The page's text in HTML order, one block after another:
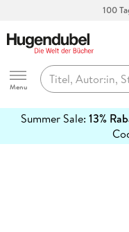
100
Hugendubel
Menu
Summer Sale: 13%
erfahren